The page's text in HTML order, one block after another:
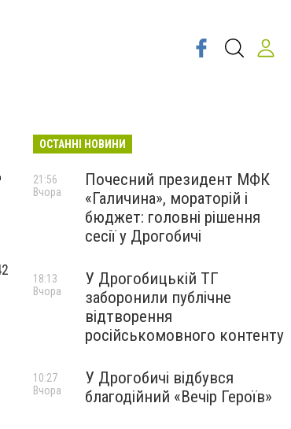
ОСТАННІ НОВИНИ
Почесний президент МФК
«Галичина», мораторій і
бюджет: головні рішення
сесії у Дрогобичі
21:56
Вчора
У Дрогобицькій ТГ
заборонили публічне
відтворення
російськомовного контенту
18:13
Вчора
У Дрогобичі відбувся
благодійний «Вечір Героїв»
10:27
Вчора